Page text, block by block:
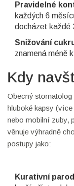
Pravidelné
každých 6
docházet každé
Snižování
znamená méně
Kdy
Obecný
hluboké kapsy
nebo mobilní zuby,
věnuje výhradně
postupy jako:
Kurativní